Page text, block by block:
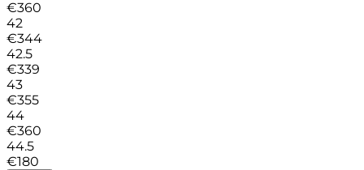
€360
42
€344
42.5
€339
43
€355
44
€360
44.5
€180